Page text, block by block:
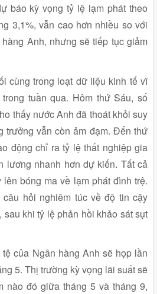
báo kỳ vọng tỷ lệ lạm phát theo
3,1%, vẫn cao hơn nhiều so với
Anh, nhưng sẽ tiếp tục giảm
cùng trong loạt dữ liệu kinh tế vĩ
tuần qua. Hôm thứ Sáu, số
thấy nước Anh đã thoát khỏi suy
trưởng vẫn còn ảm đạm. Đến thứ
động chỉ ra tỷ lệ thất nghiệp gia
lương nhanh hơn dự kiến. Tất cả
bóng ma về lạm phát đình trệ.
hỏi nghiêm túc về độ tin cậy
khi tỷ lệ phản hồi khảo sát sụt
của Ngân hàng Anh sẽ họp lần
5. Thị trường kỳ vọng lãi suất sẽ
nào đó giữa tháng 5 và tháng 9,